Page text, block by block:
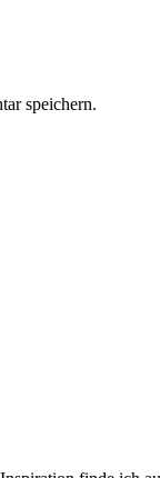
speichern.